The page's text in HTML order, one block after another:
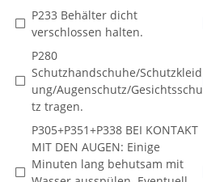
P233 Behälter dicht
verschlossen halten.
P280
Schutzhandschuhe/Schutzkleid
ung/Augenschutz/Gesichtsschu
tz tragen.
P305+P351+P338 BEI KONTAKT
MIT DEN AUGEN: Einige
Minuten lang behutsam mit